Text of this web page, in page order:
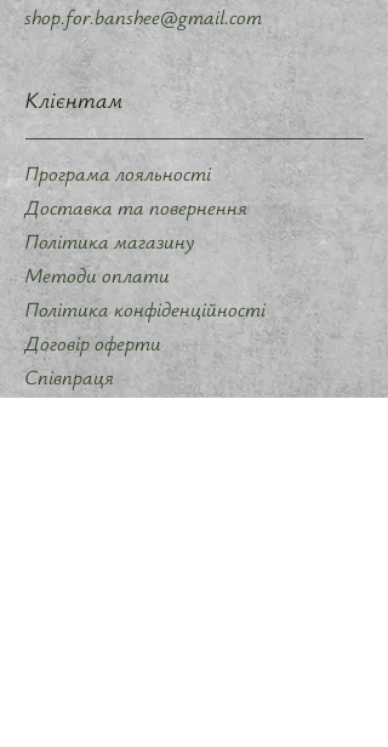
shop.for.banshee@gmail.com
Клієнтам
Програма лояльності
Доставка та повернення
Політика магазину
Методи оплати
Політика конфіденційності
Договір оферти
Співпраця